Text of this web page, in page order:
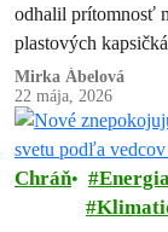
odhalil prítomnosť
plastových
spoločností na
vážne…
Mirka Ábelová
22 mája, 2026
Chráň